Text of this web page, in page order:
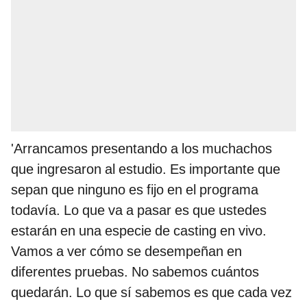
'Arrancamos presentando a los muchachos
que ingresaron al estudio. Es importante que
sepan que ninguno es fijo en el programa
todavía. Lo que va a pasar es que ustedes
estarán en una especie de casting en vivo.
Vamos a ver cómo se desempeñan en
diferentes pruebas. No sabemos cuántos
quedarán. Lo que sí sabemos es que cada vez